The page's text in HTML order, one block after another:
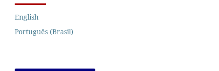
English
Português (Brasil)